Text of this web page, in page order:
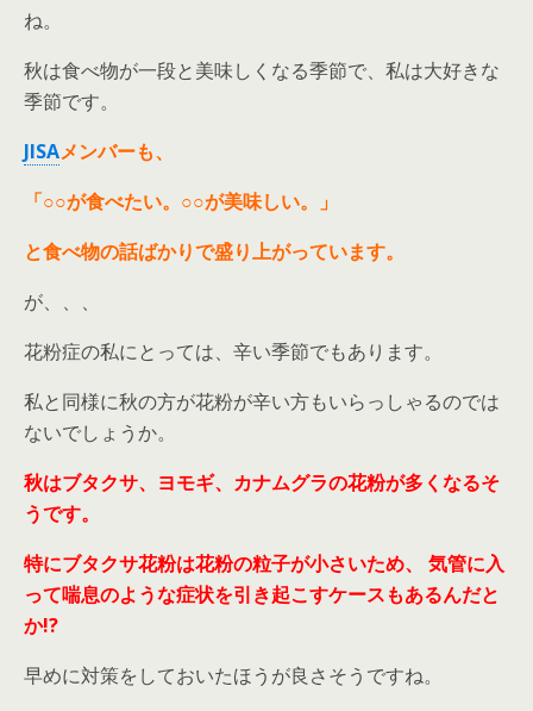
ね。
秋は食べ物が一段と美味しくなる季節で、私は大好きな
季節です。
JISAメンバーも、
「○○が食べたい。○○が美味しい。」
と食べ物の話ばかりで盛り上がっています。
が、、、
花粉症の私にとっては、辛い季節でもあります。
私と同様に秋の方が花粉が辛い方もいらっしゃるのでは
ないでしょうか。
秋はブタクサ、ヨモギ、カナムグラの花粉が多くなるそ
うです。
特にブタクサ花粉は花粉の粒子が小さいため、
気管に入
って喘息のような症状を引き起こすケースもあるんだと
か!?
早めに対策をしておいたほうが良さそうですね。